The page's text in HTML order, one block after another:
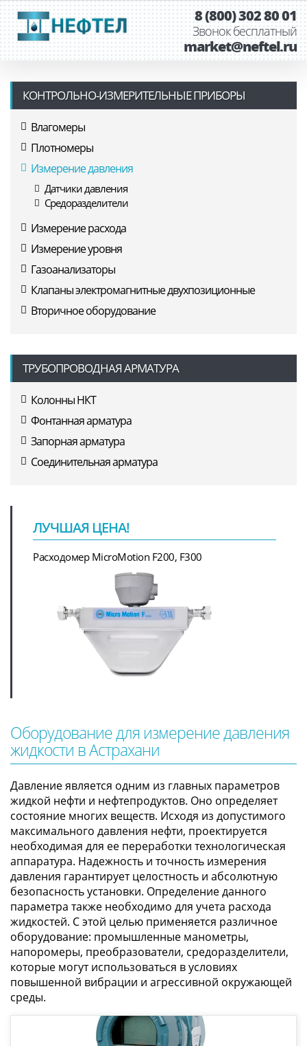
8 (800) 302 80 01
Звонок бесплатный
market@neftel.ru
КОНТРОЛЬНО-ИЗМЕРИТЕЛЬНЫЕ ПРИБОРЫ
Влагомеры
Плотномеры
Измерение давления
Датчики давления
Средоразделители
Измерение расхода
Измерение уровня
Газоанализаторы
Клапаны электромагнитные двухпозиционные
Вторичное оборудование
ТРУБОПРОВОДНАЯ АРМАТУРА
Колонны НКТ
Фонтанная арматура
Запорная арматура
Соединительная арматура
ЛУЧШАЯ ЦЕНА!
Расходомер MicroMotion F200, F300
Оборудование для измерение давления
жидкости в Астрахани
Давление является одним из главных параметров
жидкой нефти и нефтепродуктов. Оно определяет
состояние многих веществ. Исходя из допустимого
максимального давления нефти, проектируется
необходимая для ее переработки технологическая
аппаратура. Надежность и точность измерения
давления гарантирует целостность и абсолютную
безопасность установки. Определение данного
параметра также необходимо для учета расхода
жидкостей. С этой целью применяется различное
оборудование: промышленные манометры,
напоромеры, преобразователи, средоразделители,
которые могут использоваться в условиях
повышенной вибрации и агрессивной окружающей
среды.